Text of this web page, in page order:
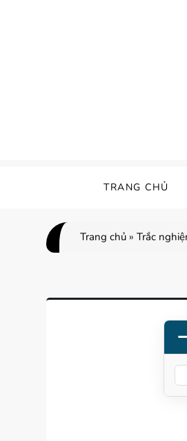
TRANG CHỦ
Trang chủ »Trắc